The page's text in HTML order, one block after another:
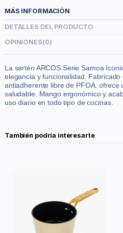
MÁS INFORMACIÓN
DETALLES DEL PRODUCTO
OPINIONES(0)
La sartén ARCOS Serie Samoa
elegancia y funcionalidad.
antiadherente libre de PFOA, ofrece
saludable. Mango ergonómico y
uso diario en todo tipo de cocinas.
También podría interesarte